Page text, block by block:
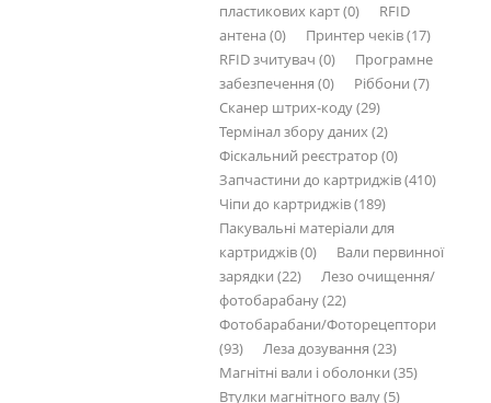
пластикових карт (0)
RFID
антена (0)
Принтер чеків (17)
RFID зчитувач (0)
Програмне
забезпечення (0)
Ріббони (7)
Сканер штрих-коду (29)
Термінал збору даних (2)
Фіскальний реєстратор (0)
Запчастини до картриджів (410)
Чіпи до картриджів (189)
Пакувальні матеріали для
картриджів (0)
Вали первинної
зарядки (22)
Лезо очищення/
фотобарабану (22)
Фотобарабани/Фоторецептори
(93)
Леза дозування (23)
Магнітні вали і оболонки (35)
Втулки магнітного валу (5)